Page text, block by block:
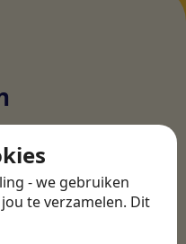
- we gebruiken
te verzamelen. Dit
een hele